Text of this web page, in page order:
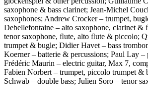
saxophone & bass clarinet; Jean-Michel
saxophones; Andrew Crocker – trumpet,
Debellefontaine – alto saxophone, clarinet
tenor saxophone, ﬂute, alto ﬂute & piccolo;
trumpet & bugle; Didier Havet – bass
Koerner – batterie & percussions; Paul Lay –
Frédéric Maurin – electric guitar, Max 7,
Fabien Norbert – trumpet, piccolo trumpet &
Schwab – double bass; Julien Soro – tenor